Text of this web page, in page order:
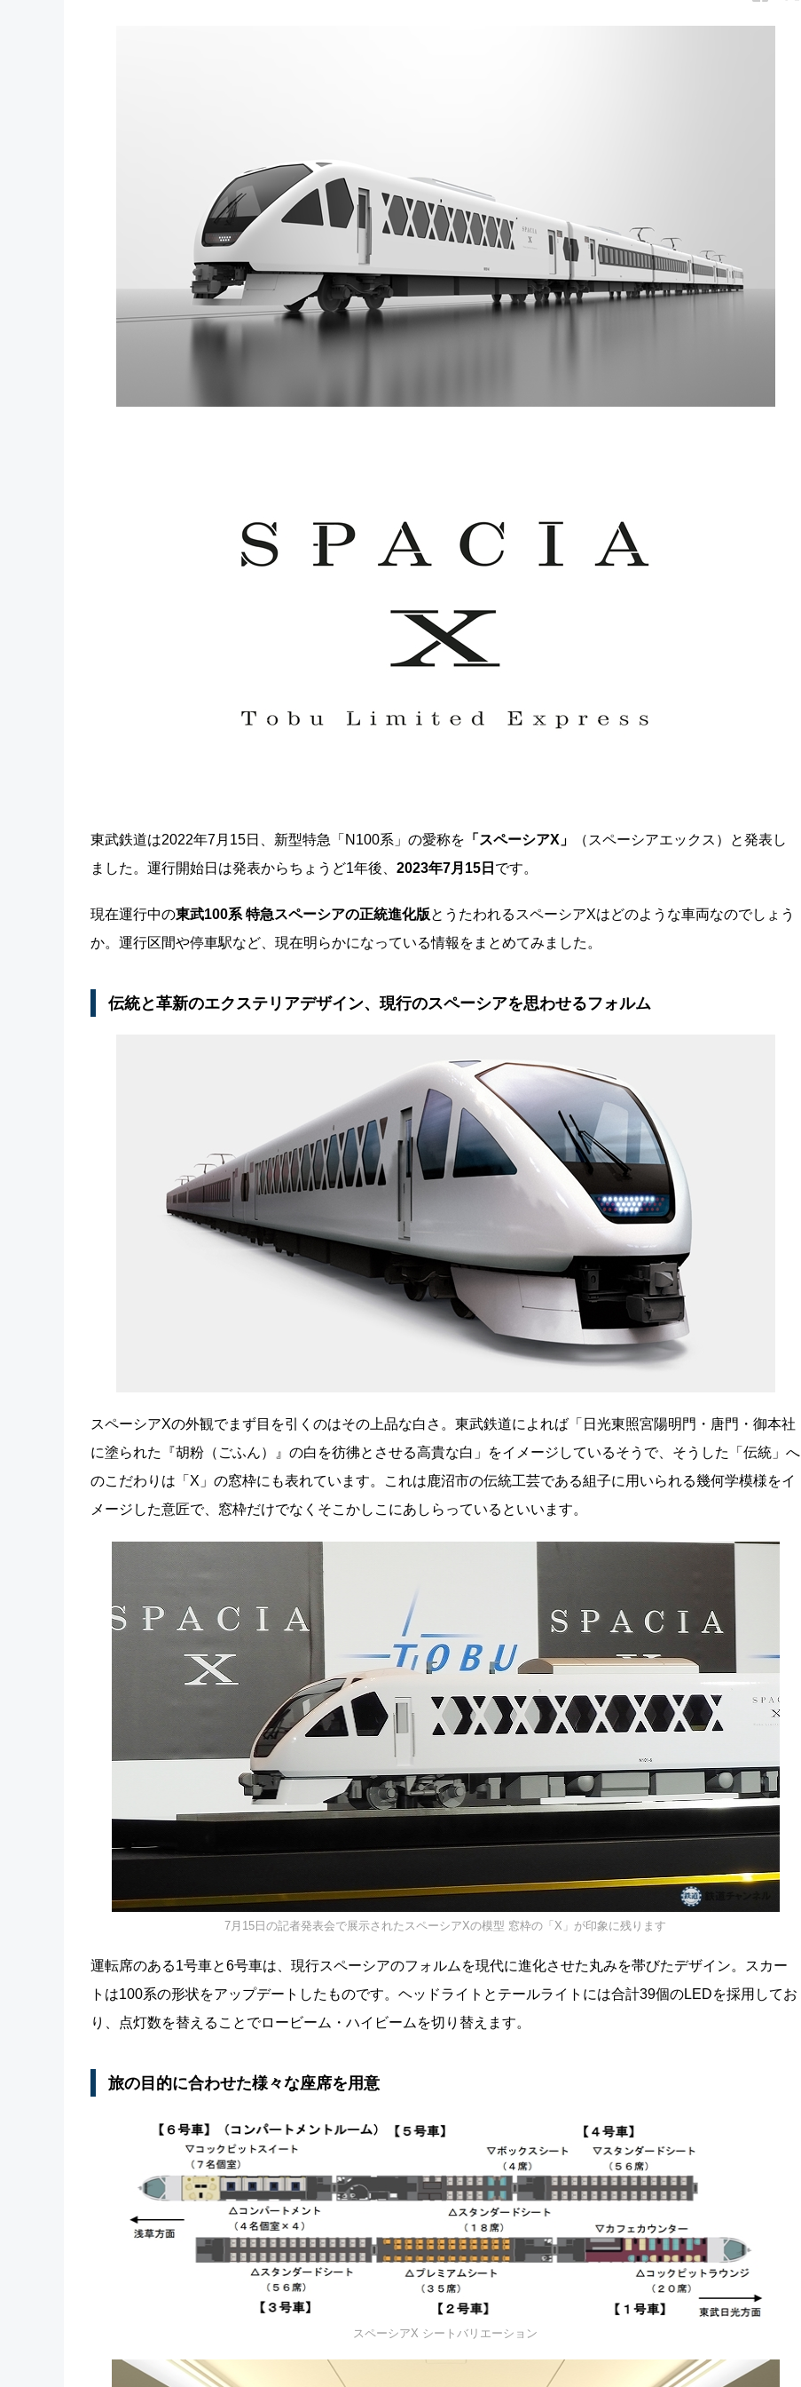
東武鉄道は2022年7月15日、新型特急「N100系」の愛称を 「スペーシアX」
（スペーシアエックス）と発表し
ました。運行開始日は発表からちょうど1年後、 2023年7月15日 です。
現在運行中の東武100系 特急スペーシアの正統進化版とうたわれるスペーシアXはどのような車両なのでしょう
か。運行区間や停車駅など、現在明らかになっている情報をまとめてみました。
伝統と革新のエクステリアデザイン、現行のスペーシアを思わせるフォルム
スペーシアXの外観でまず目を引くのはその上品な白さ。東武鉄道によれば「日光東照宮陽明門・唐門・御本社
に塗られた『胡粉（ごふん）』の白を彷彿とさせる高貴な白」をイメージしているそうで、そうした「伝統」へ
のこだわりは「X」の窓枠にも表れています。これは鹿沼市の伝統工芸である組子に用いられる幾何学模様をイ
メージした意匠で、窓枠だけでなくそこかしこにあしらっているといいます。
7月15日の記者発表会で展示されたスペーシアXの模型 窓枠の「X」が印象に残ります
運転席のある1号車と6号車は、現行スペーシアのフォルムを現代に進化させた丸みを帯びたデザイン。スカー
トは100系の形状をアップデートしたものです。ヘッドライトとテールライトには合計39個のLEDを採用してお
り、点灯数を替えることでロービーム・ハイビームを切り替えます。
旅の目的に合わせた様々な座席を用意
スペーシアX シートバリエーション